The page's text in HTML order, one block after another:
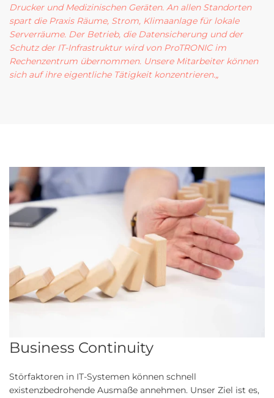
Drucker und Medizinischen Geräten. An allen Standorten
spart die Praxis Räume, Strom, Klimaanlage für lokale
Serverräume. Der Betrieb, die Datensicherung und der
Schutz der IT-Infrastruktur wird von ProTRONIC im
Rechenzentrum übernommen. Unsere Mitarbeiter können
sich auf ihre eigentliche Tätigkeit konzentrieren.„
Business Continuity
Störfaktoren in IT-Systemen können schnell
existenzbedrohende Ausmaße annehmen. Unser Ziel ist es,